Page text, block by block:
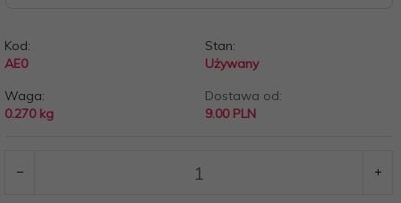
Kod:
AE0
Stan:
Używany
Waga:
0.270 kg
Dostawa od:
9.00 PLN